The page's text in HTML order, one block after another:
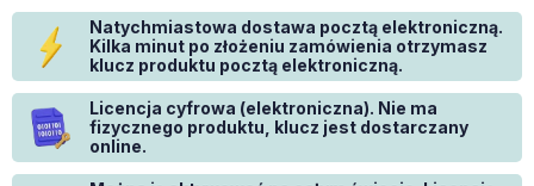
Natychmiastowa dostawa pocztą elektroniczną.
Kilka minut po złożeniu zamówienia otrzymasz
klucz produktu pocztą elektroniczną.
Licencja cyfrowa (elektroniczna). Nie ma
fizycznego produktu, klucz jest dostarczany
online.